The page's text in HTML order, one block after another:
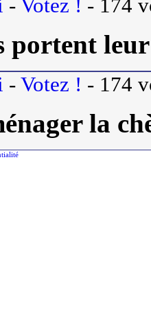
- Votez ! - 174
portent
- Votez ! - 174
la